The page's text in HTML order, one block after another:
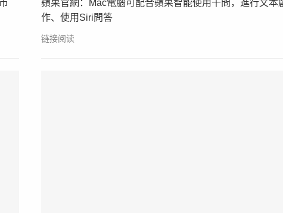
蘋果官網：Mac電腦可配合蘋果智能使用千問，進行文本
作、使用Siri問答
链接阅读